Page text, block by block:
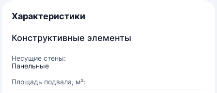
Характеристики
Конструктивные элементы
Несущие стены:
Панельные
Площадь подвала, м²: